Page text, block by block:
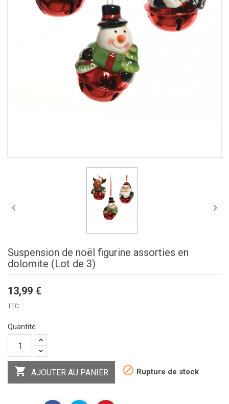
 
Suspension de noël figurine assorties en
dolomite (Lot de 3)
13,99 €
TTC
Quantité
 AJOUTER AU PANIER  Rupture de stock